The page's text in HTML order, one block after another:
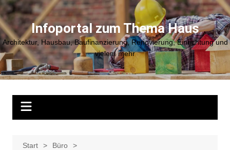
Zum
Inhalt
springenInfoportal zum Thema Haus
Architektur, Hausbau, Baufinanzierung, Renovierung, Einrichtung und
vielem mehr
Start
Büro